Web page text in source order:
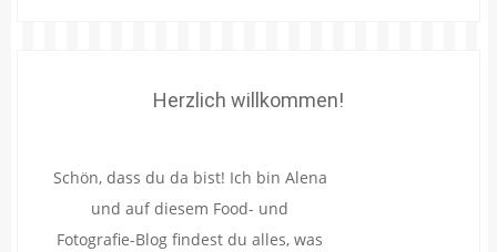
Herzlich willkommen!
Schön, dass du da bist! Ich bin Alena
und auf diesem Food- und
Fotografie-Blog findest du alles, was